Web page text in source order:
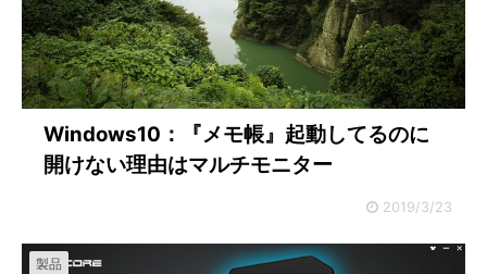
Windows10：『メモ帳』起動してるのに
開けない理由はマルチモニター
2019/3/23
製品